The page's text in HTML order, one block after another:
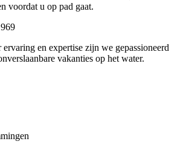
voordat u op pad gaat.
en expertise zijn we gepassioneerd
vakanties op het water.